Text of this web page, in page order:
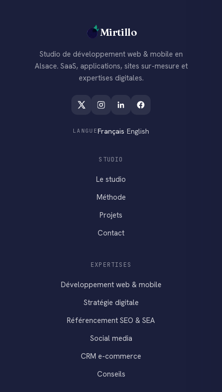
Mirtillo
Studio de développement web & mobile en
Alsace. SaaS, applications, sites sur-mesure et
expertises digitales.
LANGUEFrançais·English
STUDIO
Le studio
Méthode
Projets
Contact
EXPERTISES
Développement web & mobile
Stratégie digitale
Référencement SEO & SEA
Social media
CRM e-commerce
Conseils